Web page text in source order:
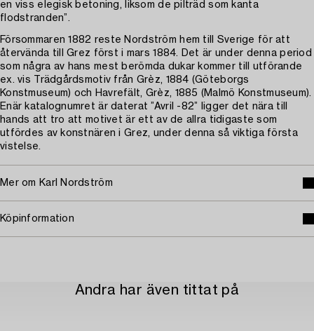
en viss elegisk betoning, liksom de pilträd som kanta
flodstranden”.
Försommaren 1882 reste Nordström hem till Sverige för att
återvända till Grez först i mars 1884. Det är under denna period
som några av hans mest berömda dukar kommer till utförande
ex. vis Trädgårdsmotiv från Grèz, 1884 (Göteborgs
Konstmuseum) och Havrefält, Grèz, 1885 (Malmö Konstmuseum).
Enär katalognumret är daterat ”Avril -82” ligger det nära till
hands att tro att motivet är ett av de allra tidigaste som
utfördes av konstnären i Grez, under denna så viktiga första
vistelse.
Mer om Karl Nordström
Köpinformation
Andra har även tittat på